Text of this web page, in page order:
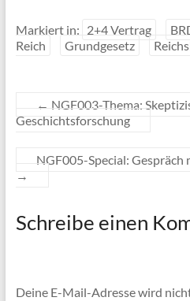
Markiert in: 2+4 Vertrag
Reich
Grundgesetz
← NGF003-Thema:
Geschichtsforschung
NGF005-Special: Gespräch
→
Schreibe einen
Deine E-Mail-Adresse wird